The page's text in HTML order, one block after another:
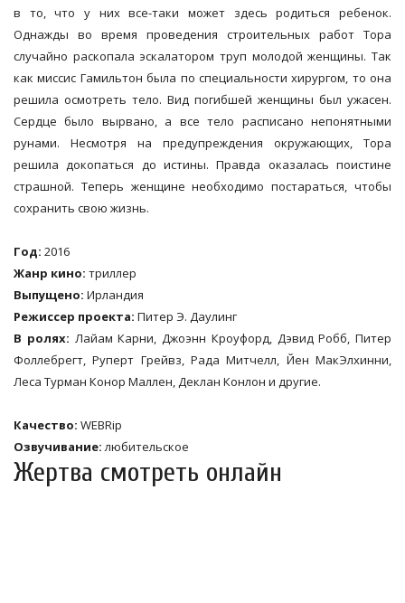
в то, что у них все-таки может здесь родиться ребенок.
Однажды во время проведения строительных работ Тора
случайно раскопала эскалатором труп молодой женщины. Так
как миссис Гамильтон была по специальности хирургом, то она
решила осмотреть тело. Вид погибшей женщины был ужасен.
Сердце было вырвано, а все тело расписано непонятными
рунами. Несмотря на предупреждения окружающих, Тора
решила докопаться до истины. Правда оказалась поистине
страшной. Теперь женщине необходимо постараться, чтобы
сохранить свою жизнь.
Год: 2016
Жанр кино: триллер
Выпущено: Ирландия
Режиссер проекта: Питер Э. Даулинг
В ролях: Лайам Карни, Джоэнн Кроуфорд, Дэвид Робб, Питер
Фоллебрегт, Руперт Грейвз, Рада Митчелл, Йен МакЭлхинни,
Леса Турман Конор Маллен, Деклан Конлон и другие.
Качество: WEBRip
Озвучивание:любительское
Жертва смотреть онлайн